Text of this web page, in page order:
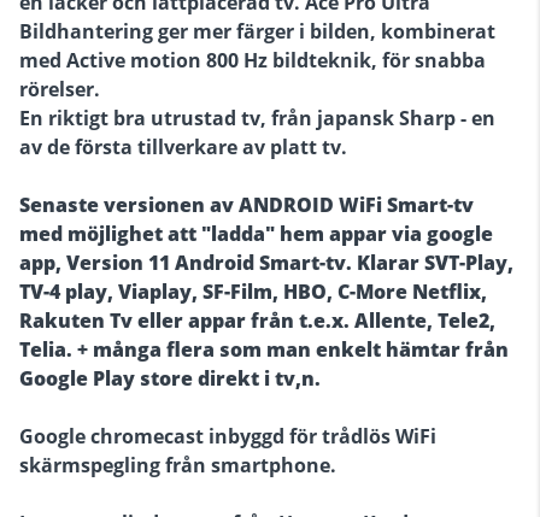
Bildhantering ger mer färger i bilden, kombinerat
med Active motion 800 Hz bildteknik, för snabba
rörelser.
En riktigt bra utrustad tv, från japansk Sharp - en
av de första tillverkare av platt tv.
Senaste versionen av ANDROID WiFi Smart-tv
med möjlighet att "ladda" hem appar via google
app, Version 11 Android Smart-tv. Klarar SVT-Play,
TV-4 play, Viaplay, SF-Film, HBO, C-More Netflix,
Rakuten Tv eller appar från t.e.x. Allente, Tele2,
Telia. + många flera som man enkelt hämtar från
Google Play store direkt i tv,n.
Google chromecast inbyggd för trådlös WiFi
skärmspegling från smartphone.